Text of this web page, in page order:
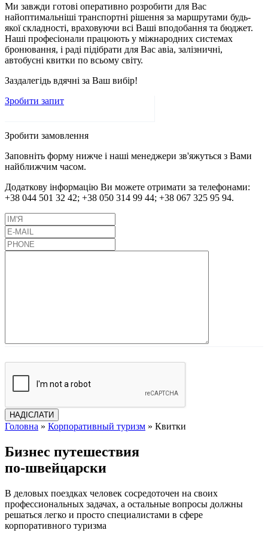
Ми завжди готові оперативно розробити для Вас
найоптимальніші транспортні рішення за маршрутами будь-
якої складності, враховуючи всі Ваші вподобання та бюджет.
Наші професіонали працюють у міжнародних системах
бронювання, і раді підібрати для Вас авіа, залізничні,
автобусні квитки по всьому світу.
Заздалегідь вдячні за Ваш вибір!
Зробити запит
Зробити замовлення
Заповніть форму нижче і наші менеджери зв'яжуться з Вами
найближчим часом.
Додаткову інформацію Ви можете отримати за телефонами:
+38 044 501 32 42; +38 050 314 99 44; +38 067 325 95 94.
Головна » Корпоративный туризм » Квитки
Бизнеc путешествия
по-швейцарски
В деловых поездках человек сосредоточен на своих
профессиональных задачах, а остальные вопросы должны
решаться легко и просто специалистами в сфере
корпоративного туризма